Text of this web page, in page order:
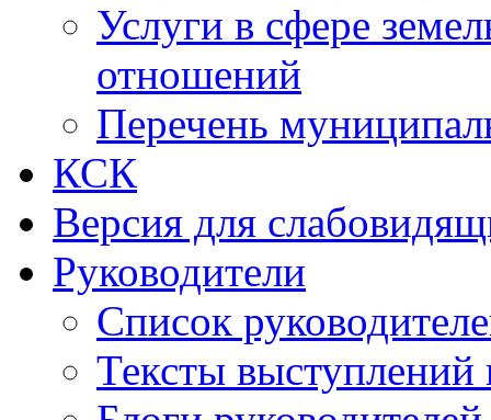
Услуги в сфере
отношений
Перечень
КСК
Версия для
Руководители
Список
Тексты выступлений